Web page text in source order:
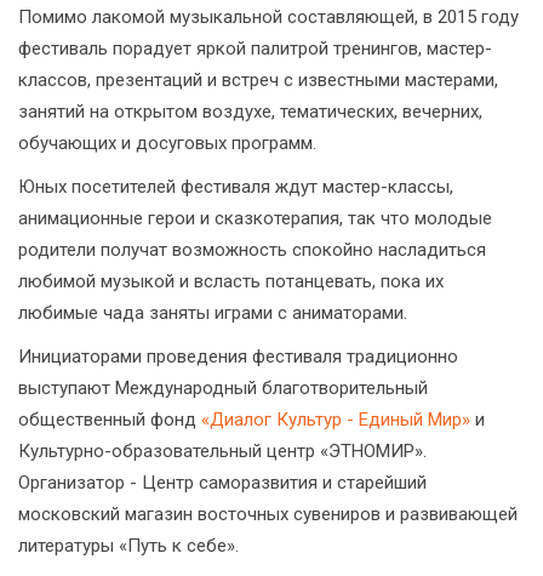
Помимо лакомой музыкальной составляющей, в 2015 году
фестиваль порадует яркой палитрой тренингов, мастер-
классов, презентаций и встреч с известными мастерами,
занятий на открытом воздухе, тематических, вечерних,
обучающих и досуговых программ.
Юных посетителей фестиваля ждут мастер-классы,
анимационные герои и сказкотерапия, так что молодые
родители получат возможность спокойно насладиться
любимой музыкой и всласть потанцевать, пока их
любимые чада заняты играми с аниматорами.
Инициаторами проведения фестиваля традиционно
выступают Международный благотворительный
общественный фонд «Диалог Культур - Единый Мир» и
Культурно-образовательный центр «ЭТНОМИР».
Организатор - Центр саморазвития и старейший
московский магазин восточных сувениров и развивающей
литературы «Путь к себе».